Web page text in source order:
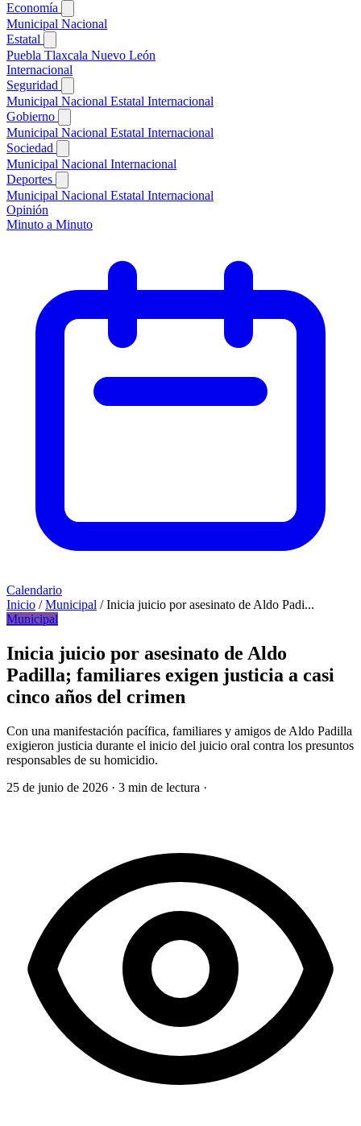
Economía
Municipal Nacional
Estatal
Puebla Tlaxcala Nuevo León
Internacional
Seguridad
Municipal Nacional Estatal Internacional
Gobierno
Municipal Nacional Estatal Internacional
Sociedad
Municipal Nacional Internacional
Deportes
Municipal Nacional Estatal Internacional
Opinión
Minuto a Minuto
Calendario
Inicio / Municipal / Inicia juicio por asesinato de Aldo Padi...
Municipal
Inicia juicio por asesinato de Aldo
Padilla; familiares exigen justicia a casi
cinco años del crimen
Con una manifestación pacífica, familiares y amigos de Aldo Padilla
exigieron justicia durante el inicio del juicio oral contra los presuntos
responsables de su homicidio.
25 de junio de 2026 · 3 min de lectura ·